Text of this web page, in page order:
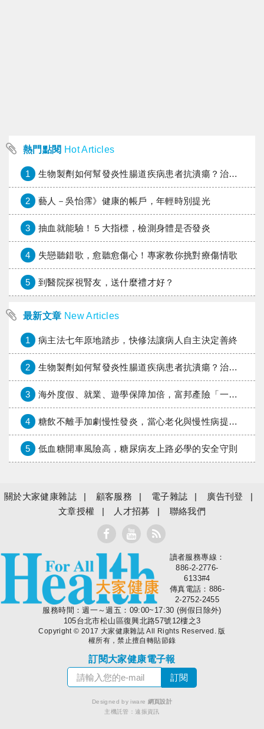
熱門點閱 Hot Articles
1 生物製劑如何幫發炎性腸道疾病患者抗潰瘍？治療進展與健保給付困境一次看
2 藝人－吳怡霈》健康的帳戶，年輕時別提光
3 抽血就能驗！５大指標，檢測身體是否發炎
4 失戀聽錯歌，愈聽愈傷心！專家教你挑對療傷情歌
5 到醫院探視腎友，送什麼禮才好？
最新文章 New Articles
1 病主法七年原地踏步，快修法讓病人自主決定善終
2 生物製劑如何幫發炎性腸道疾病患者抗潰瘍？治療進展與健保給付困境一次看
3 海外度假、就業、遊學保障加倍，富邦產險「一期逐夢」專案加碼遠距醫療與緊急救援
4 糖飲不離手加劇慢性發炎，當心老化與慢性病提早報到
5 低血糖開車風險高，糖尿病友上路必學的安全守則
關於大家健康雜誌 顧客服務 電子雜誌
廣告刊登
文章授權
人才招募 聯絡我們
大家健康
讀者服務專線：
886-2-2776-
6133#4
傳真電話：886-
2-2752-2455
服務時間：週一～週五：09:00~17:30 (例假日除外)
105台北市松山區復興北路57號12樓之3
Copyright © 2017 大家健康雜誌 All Rights Reserved. 版
權所有，禁止擅自轉貼節錄
訂閱大家健康電子報
Designed by iware 網頁設計
主機託管：遠振資訊